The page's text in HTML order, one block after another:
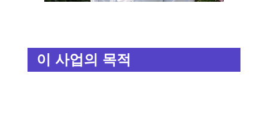
이 사업의 목적